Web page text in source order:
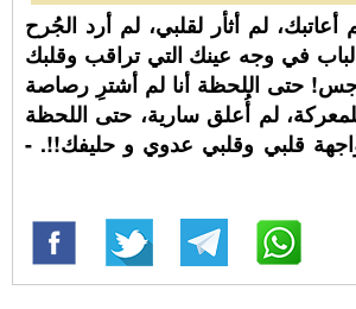
لم أثأر لقلبي، لم أرد الجُرح
في وجه عينك التي تراقب وقلبك
حتى اللحظة أنا لم أشترِ رصاصة
لم أُعلق سارية، حتى اللحظة
قلبي وقلبي عدوي و حليفك!!. -